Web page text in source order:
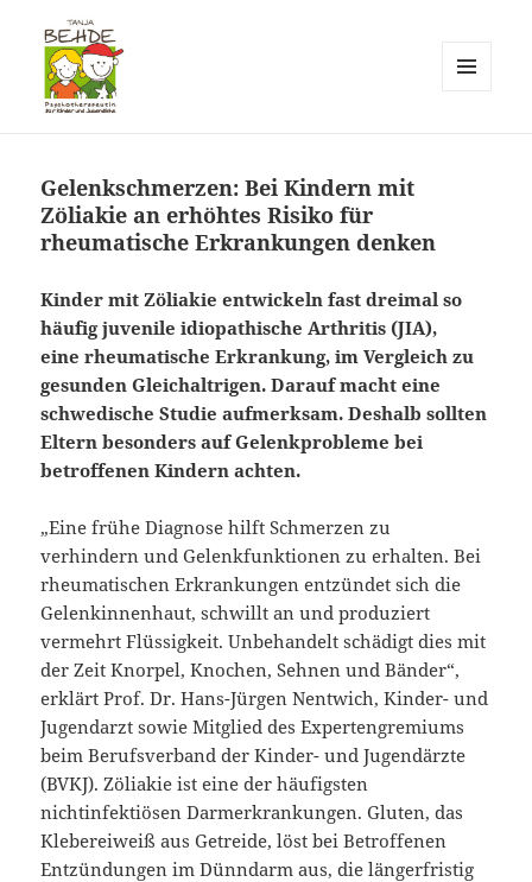
Gelenkschmerzen: Bei Kindern mit
Zöliakie an erhöhtes Risiko für
rheumatische Erkrankungen denken
Kinder mit Zöliakie entwickeln fast dreimal so
häufig juvenile idiopathische Arthritis (JIA),
eine rheumatische Erkrankung, im Vergleich zu
gesunden Gleichaltrigen. Darauf macht eine
schwedische Studie aufmerksam. Deshalb sollten
Eltern besonders auf Gelenkprobleme bei
betroffenen Kindern achten.
„Eine frühe Diagnose hilft Schmerzen zu
verhindern und Gelenkfunktionen zu erhalten. Bei
rheumatischen Erkrankungen entzündet sich die
Gelenkinnenhaut, schwillt an und produziert
vermehrt Flüssigkeit. Unbehandelt schädigt dies mit
der Zeit Knorpel, Knochen, Sehnen und Bänder“,
erklärt Prof. Dr. Hans-Jürgen Nentwich, Kinder- und
Jugendarzt sowie Mitglied des Expertengremiums
beim Berufsverband der Kinder- und Jugendärzte
(BVKJ). Zöliakie ist eine der häufigsten
nichtinfektiösen Darmerkrankungen. Gluten, das
Klebereiweiß aus Getreide, löst bei Betroffenen
Entzündungen im Dünndarm aus, die längerfristig